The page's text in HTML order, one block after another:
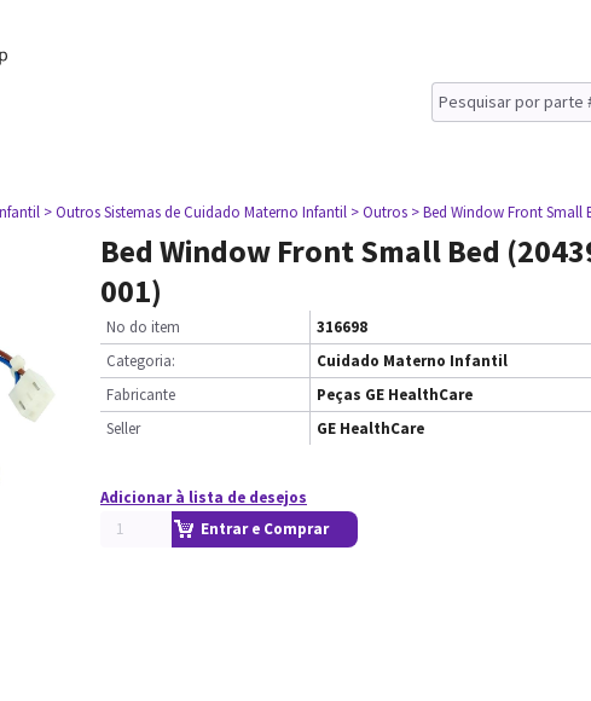
> Outros Sistemas de Cuidado Materno Infantil > Outros > Bed Window Front Small
Bed Window Front Small Bed
001)
No do item
316698
Categoria:
Cuidado Materno Infantil
Fabricante
Peças GE HealthCare
Seller
GE HealthCare
Adicionar à lista de desejos
Entrar e Comprar